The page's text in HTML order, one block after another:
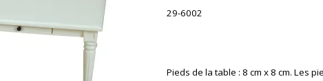
29-6002
Pieds de la table : 8 cm x 8 cm. Les